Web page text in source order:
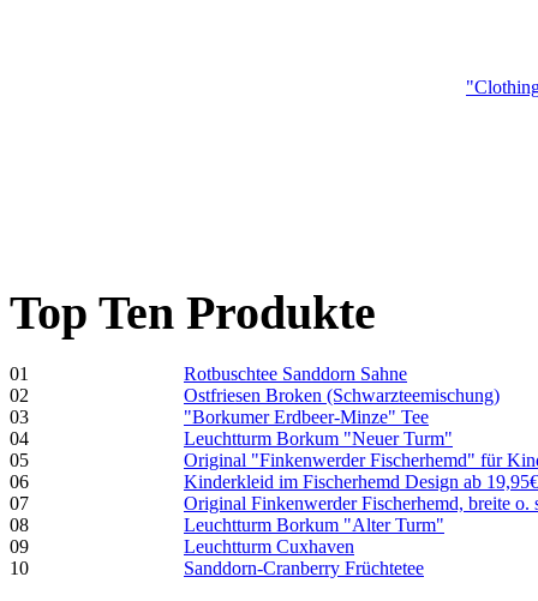
Top Ten Produkte
01
Rotbuschtee Sanddorn Sahne
02
Ostfriesen Broken (Schwarzteemischung)
03
"Borkumer Erdbeer-Minze" Tee
04
Leuchtturm Borkum "Neuer Turm"
05
Original "Finkenwerder Fischerhemd" für
06
Kinderkleid im Fischerhemd Design ab 19,95€
07
Original Finkenwerder Fischerhemd, breite o.
08
Leuchtturm Borkum "Alter Turm"
09
Leuchtturm Cuxhaven
10
Sanddorn-Cranberry Früchtetee